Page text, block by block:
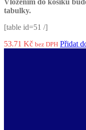
tabulky.
[table id=51 /]
53.71 Kč bez DPH Přidat